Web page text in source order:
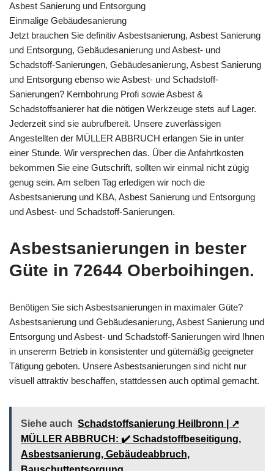
Asbest Sanierung und Entsorgung
Einmalige Gebäudesanierung
Jetzt brauchen Sie definitiv Asbestsanierung, Asbest Sanierung
und Entsorgung, Gebäudesanierung und Asbest- und
Schadstoff-Sanierungen, Gebäudesanierung, Asbest Sanierung
und Entsorgung ebenso wie Asbest- und Schadstoff-
Sanierungen? Kernbohrung Profi sowie Asbest &
Schadstoffsanierer hat die nötigen Werkzeuge stets auf Lager.
Jederzeit sind sie aubrufbereit. Unsere zuverlässigen
Angestellten der MÜLLER ABBRUCH erlangen Sie in unter
einer Stunde. Wir versprechen das. Über die Anfahrtkosten
bekommen Sie eine Gutschrift, sollten wir einmal nicht zügig
genug sein. Am selben Tag erledigen wir noch die
Asbestsanierung und KBA, Asbest Sanierung und Entsorgung
und Asbest- und Schadstoff-Sanierungen.
Asbestsanierungen in bester
Güte in 72644 Oberboihingen.
Benötigen Sie sich Asbestsanierungen in maximaler Güte?
Asbestsanierung und Gebäudesanierung, Asbest Sanierung und
Entsorgung und Asbest- und Schadstoff-Sanierungen wird Ihnen
in unsererm Betrieb in konsistenter und gütemäßig geeigneter
Tätigung geboten. Unsere Asbestsanierungen sind nicht nur
visuell attraktiv beschaffen, stattdessen auch optimal gemacht.
Siehe auch Schadstoffsanierung Heilbronn | ↗️
MÜLLER ABBRUCH: ✔️ Schadstoffbeseitigung,
Asbestsanierung, Gebäudeabbruch,